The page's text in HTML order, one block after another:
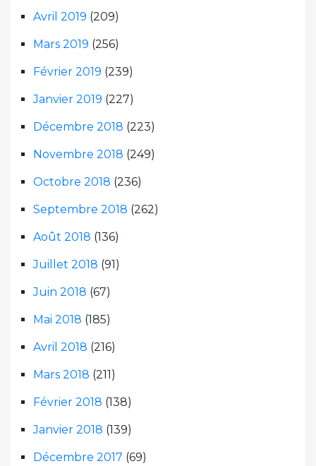
Avril 2019 (209)
Mars 2019 (256)
Février 2019 (239)
Janvier 2019 (227)
Décembre 2018 (223)
Novembre 2018 (249)
Octobre 2018 (236)
Septembre 2018 (262)
Août 2018 (136)
Juillet 2018 (91)
Juin 2018 (67)
Mai 2018 (185)
Avril 2018 (216)
Mars 2018 (211)
Février 2018 (138)
Janvier 2018 (139)
Décembre 2017 (69)